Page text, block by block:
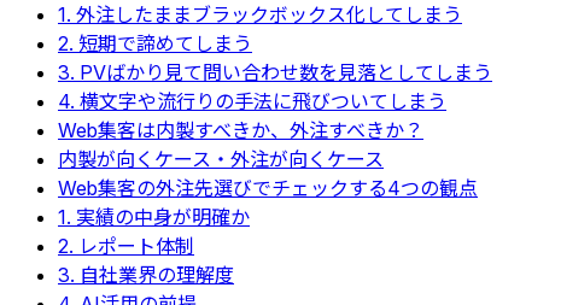
1. 外注したままブラックボックス化してしまう
2. 短期で諦めてしまう
3. PVばかり見て問い合わせ数を見落としてしまう
4. 横文字や流行りの手法に飛びついてしまう
Web集客は内製すべきか、外注すべきか？
内製が向くケース・外注が向くケース
Web集客の外注先選びでチェックする4つの観点
1. 実績の中身が明確か
2. レポート体制
3. 自社業界の理解度